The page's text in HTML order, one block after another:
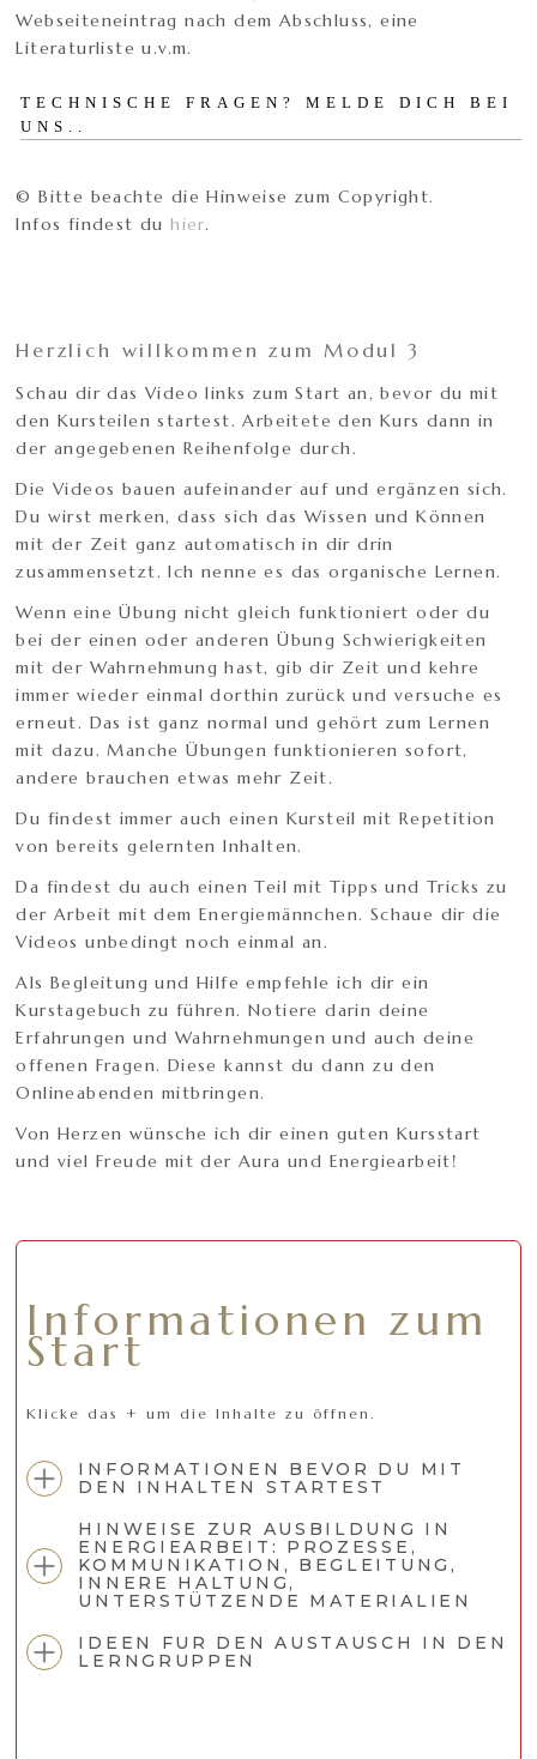
Webseiteneintrag nach dem Abschluss, eine
Literaturliste u.v.m.
TECHNISCHE FRAGEN? MELDE DICH BEI
UNS..
© Bitte beachte die Hinweise zum Copyright.
Infos findest duhier.
Herzlich willkommen zum Modul 3
Schau dir das Video links zum Start an, bevor du mit
den Kursteilen startest. Arbeitete den Kurs dann in
der angegebenen Reihenfolge durch.
Die Videos bauen aufeinander auf und ergänzen sich.
Du wirst merken, dass sich das Wissen und Können
mit der Zeit ganz automatisch in dir drin
zusammensetzt. Ich nenne es das organische Lernen.
Wenn eine Übung nicht gleich funktioniert oder du
bei der einen oder anderen Übung Schwierigkeiten
mit der Wahrnehmung hast, gib dir Zeit und kehre
immer wieder einmal dorthin zurück und versuche es
erneut. Das ist ganz normal und gehört zum Lernen
mit dazu. Manche Übungen funktionieren sofort,
andere brauchen etwas mehr Zeit.
Du findest immer auch einen Kursteil mit Repetition
von bereits gelernten Inhalten.
Da findest du auch einen Teil mit Tipps und Tricks zu
der Arbeit mit dem Energiemännchen. Schaue dir die
Videos unbedingt noch einmal an.
Als Begleitung und Hilfe empfehle ich dir ein
Kurstagebuch zu führen. Notiere darin deine
Erfahrungen und Wahrnehmungen und auch deine
offenen Fragen. Diese kannst du dann zu den
Onlineabenden mitbringen.
Von Herzen wünsche ich dir einen guten Kursstart
und viel Freude mit der Aura und Energiearbeit!
Informationen zum
Start
Klicke das + um die Inhalte zu öffnen.
INFORMATIONEN BEVOR DU MIT
DEN INHALTEN STARTEST
HINWEISE ZUR AUSBILDUNG IN
ENERGIEARBEIT: PROZESSE,
KOMMUNIKATION, BEGLEITUNG,
INNERE HALTUNG,
UNTERSTÜTZENDE MATERIALIEN
IDEEN FÜR DEN AUSTAUSCH IN DEN
LERNGRUPPEN